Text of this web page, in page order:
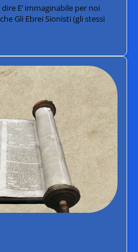
E’ immaginabile per noi
Gli Ebrei Sionisti (gli stessi